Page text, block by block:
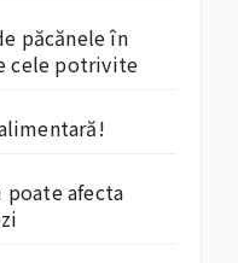
păcănele în
cele potrivite
poate afecta